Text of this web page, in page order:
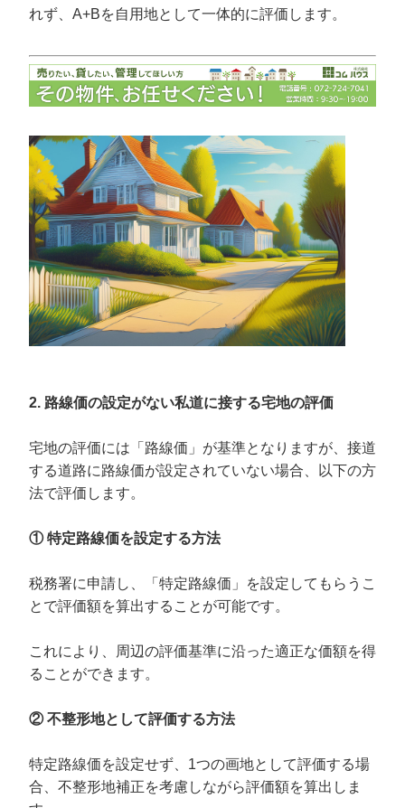
れず、A+Bを自用地として一体的に評価します。
2. 路線価の設定がない私道に接する宅地の評価
宅地の評価には「路線価」が基準となりますが、接道
する道路に路線価が設定されていない場合、以下の方
法で評価します。
① 特定路線価を設定する方法
税務署に申請し、「特定路線価」を設定してもらうこ
とで評価額を算出することが可能です。
これにより、周辺の評価基準に沿った適正な価額を得
ることができます。
② 不整形地として評価する方法
特定路線価を設定せず、1つの画地として評価する場
合、不整形地補正を考慮しながら評価額を算出しま